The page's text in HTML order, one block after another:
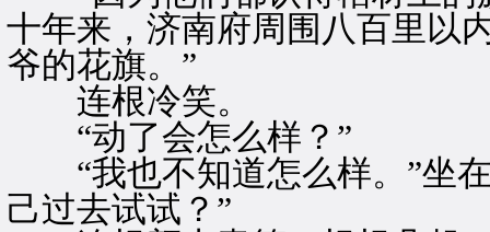
十年来，济南府周围八百里以
爷的花旗。”
连根冷笑。
“动了会怎么样？”
“我也不知道怎么样。”坐在
己过去试试？”